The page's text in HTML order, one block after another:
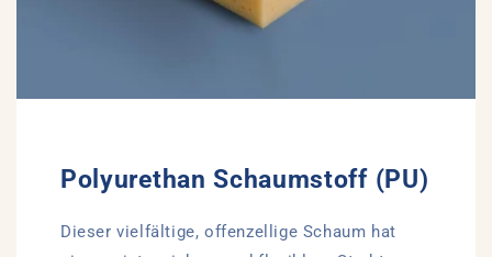
Polyurethan Schaumstoff (PU)
Dieser vielfältige, offenzellige Schaum hat